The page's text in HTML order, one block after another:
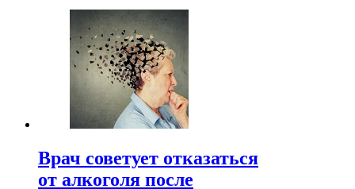
Врач советует отказаться
от алкоголя после